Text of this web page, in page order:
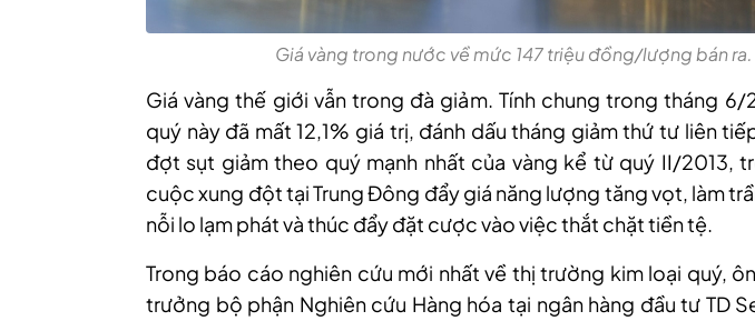
Giá vàng trong nước về mức 147 triệu đồng/lượng bán ra.
Giá vàng thế giới vẫn trong đà giảm. Tính chung trong tháng 6/
quý này đã mất 12,1% giá trị, đánh dấu tháng giảm thứ tư liên
đợt sụt giảm theo quý mạnh nhất của vàng kể từ quý II/2013,
cuộc xung đột tại Trung Đông đẩy giá năng lượng tăng vọt, làm
nỗi lo lạm phát và thúc đẩy đặt cược vào việc thắt chặt tiền tệ.
Trong báo cáo nghiên cứu mới nhất về thị trường kim loại quý,
trưởng bộ phận Nghiên cứu Hàng hóa tại ngân hàng đầu tư TD